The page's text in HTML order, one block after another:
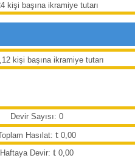
kişi başına ikramiye tutarı
kişi başına ikramiye tutarı
Devir Sayısı: 0
Hasılat:
0,00
Haftaya Devir:
0,00